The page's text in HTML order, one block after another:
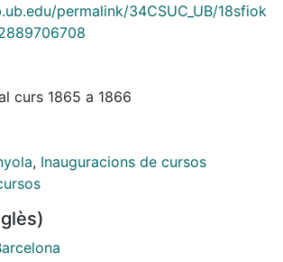
permalink/34CSUC_UB/18sfiok
curs 1865 a 1866
, Inauguracions de cursos